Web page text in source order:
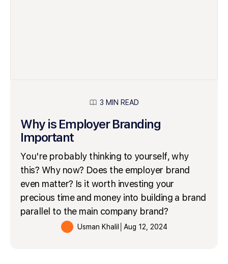
3 MIN READ
Why is Employer Branding
Important
You're probably thinking to yourself, why
this? Why now? Does the employer brand
even matter? Is it worth investing your
precious time and money into building a brand
parallel to the main company brand?
Usman Khalil Aug 12, 2024